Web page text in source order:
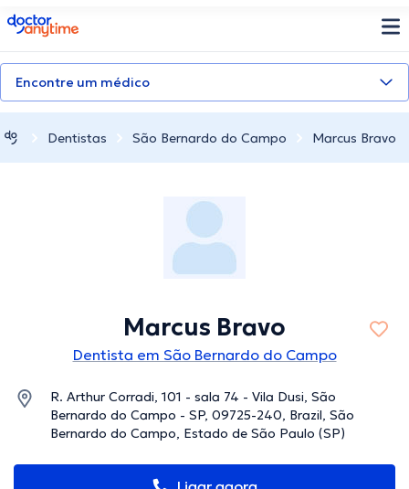
doctoranytime
Encontre um médico
Dentistas São Bernardo do Campo Marcus Bravo
Marcus Bravo
Dentista em São Bernardo do Campo
R. Arthur Corradi, 101 - sala 74 - Vila Dusi, São
Bernardo do Campo - SP, 09725-240, Brazil, São
Bernardo do Campo, Estado de São Paulo (SP)